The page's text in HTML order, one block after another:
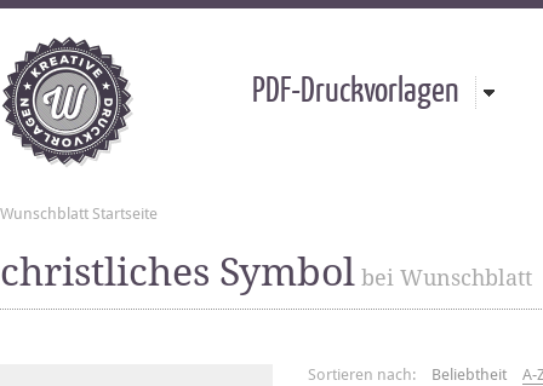
PDF-Druckvorlagen
Wunschblatt Startseite
christliches Symbol bei Wunschblatt
Sortieren nach: Beliebtheit A-